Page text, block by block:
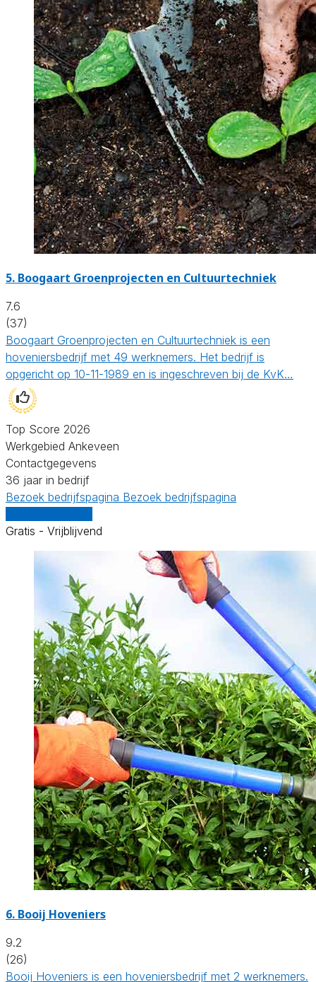
5. Boogaart Groenprojecten en Cultuurtechniek
7.6
(37)
Boogaart Groenprojecten en Cultuurtechniek is een
hoveniersbedrijf met 49 werknemers. Het bedrijf is
opgericht op 10-11-1989 en is ingeschreven bij de KvK…
Top Score 2026
Werkgebied Ankeveen
Contactgegevens
36 jaar in bedrijf
Bezoek bedrijfspagina Bezoek bedrijfspagina
Gratis - Vrijblijvend
6. Booij Hoveniers
9.2
(26)
Booij Hoveniers is een hoveniersbedrijf met 2 werknemers.